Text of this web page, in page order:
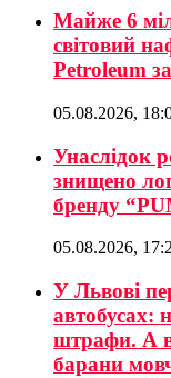
Майже 6
світовий
Petroleum
05.08.2026,
Унаслідок
знищено
бренду
05.08.2026,
У Львові
автобусах:
штрафи. А
барани